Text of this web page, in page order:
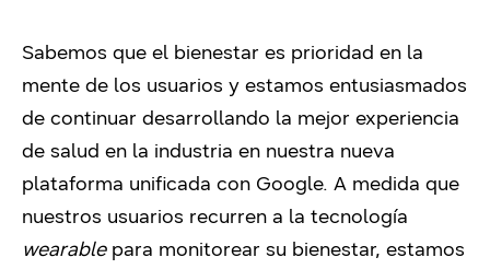
Sabemos que el bienestar es prioridad en la
mente de los usuarios y estamos entusiasmados
de continuar desarrollando la mejor experiencia
de salud en la industria en nuestra nueva
plataforma unificada con Google. A medida que
nuestros usuarios recurren a la tecnología
wearablepara monitorear su bienestar, estamos